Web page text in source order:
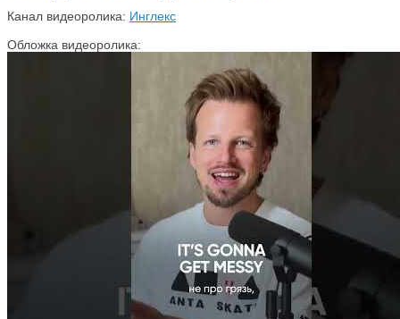
Канал видеоролика: Инглекс
Обложка видеоролика: